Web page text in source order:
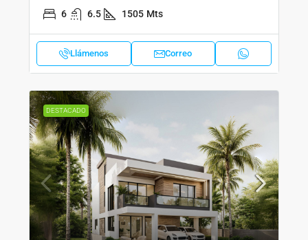
6 6.5 1505 Mts
Llámenos Correo
DESTACADO